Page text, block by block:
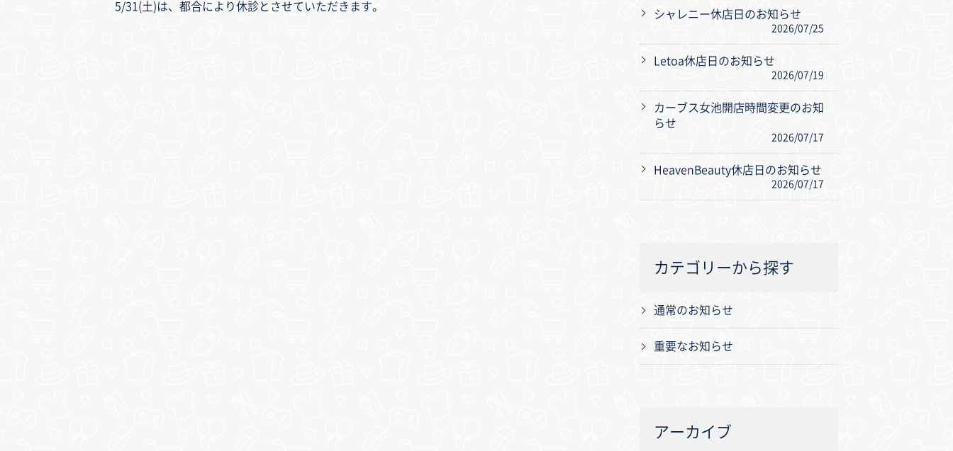
5/31(土)は、都合により休診とさせていただきます。
シャレニー休店日のお知らせ
2026/07/25
Letoa休店日のお知らせ
2026/07/19
カーブス女池開店時間変更のお知
らせ
2026/07/17
HeavenBeauty休店日のお知らせ
2026/07/17
カテゴリーから探す
通常のお知らせ
重要なお知らせ
アーカイブ